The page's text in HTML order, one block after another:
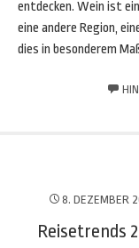
entdecken. Wein ist
eine andere Region,
dies in besonderem
8. DEZEMBER
Reisetrends